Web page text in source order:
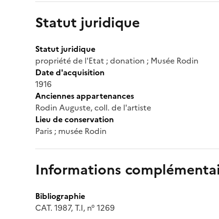
Statut juridique
Statut juridique
propriété de l'Etat ; donation ; Musée Rodin
Date d'acquisition
1916
Anciennes appartenances
Rodin Auguste, coll. de l'artiste
Lieu de conservation
Paris ; musée Rodin
Informations
Bibliographie
CAT. 1987, T.I, n° 1269